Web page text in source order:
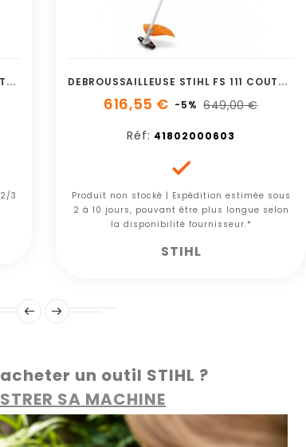
D
EBROUSSAILLEUSE STIHL FS 131 COUTEAU
3
D
EBROUSSAILLEUSE STIHL FS 111 COUTEAU
616,55 € -5% 649,00 €
Réf: 41802000603

Produit non stocké | Expédition estimée sous
2 à 10 jours, pouvant être plus longue selon
la disponibilité fournisseur.*
STIHL
un outil STIHL ?
SA MACHINE